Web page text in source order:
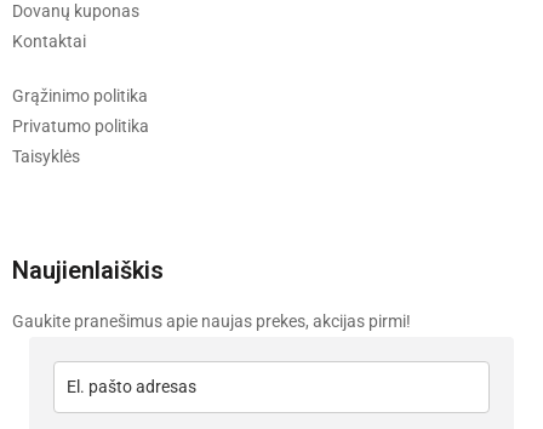
Dovanų kuponas
Kontaktai
Grąžinimo politika
Privatumo politika
Taisyklės
Naujienlaiškis
Gaukite pranešimus apie naujas prekes, akcijas pirmi!